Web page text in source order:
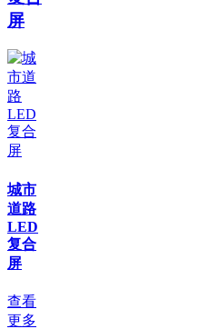
屏
城市
道路
LED
复合
屏
查看
更多